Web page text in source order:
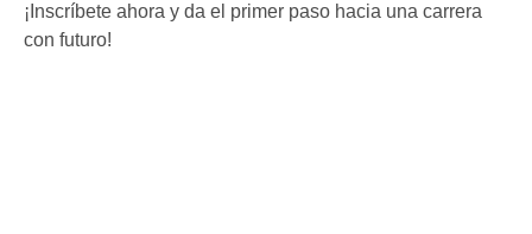
¡Inscríbete ahora y da el primer paso hacia una carrera
con futuro!